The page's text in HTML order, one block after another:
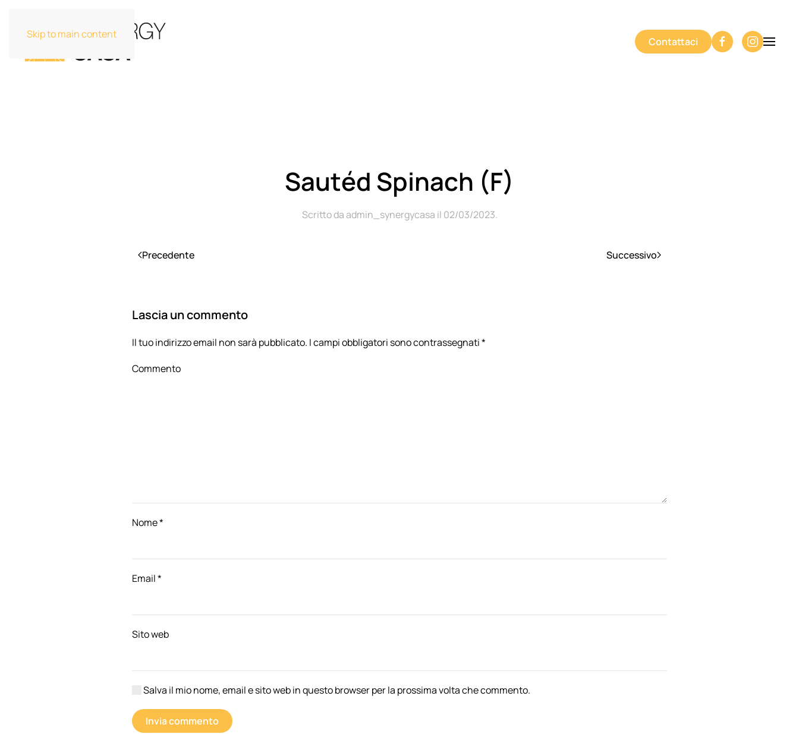
Skip to main content
Contattaci
Sautéd Spinach (F)
Scritto daadmin_synergycasa il 02/03/2023.
Precedente Successivo
Lascia un commento
Il tuo indirizzo email non sarà pubblicato. I campi obbligatori sono contrassegnati*
Commento
Nome*
Email*
Sito web
Salva il mio nome, email e sito web in questo browser per la prossima volta che commento.
Invia commento